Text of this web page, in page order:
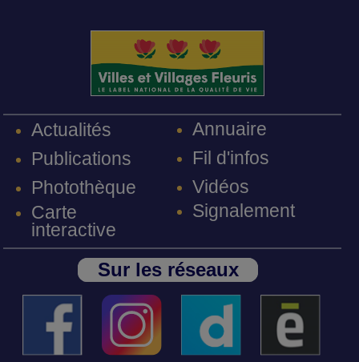
Actualités
Publications
Photothèque
Carte
interactive
Annuaire
Fil d'infos
Vidéos
Signalement
Sur les réseaux